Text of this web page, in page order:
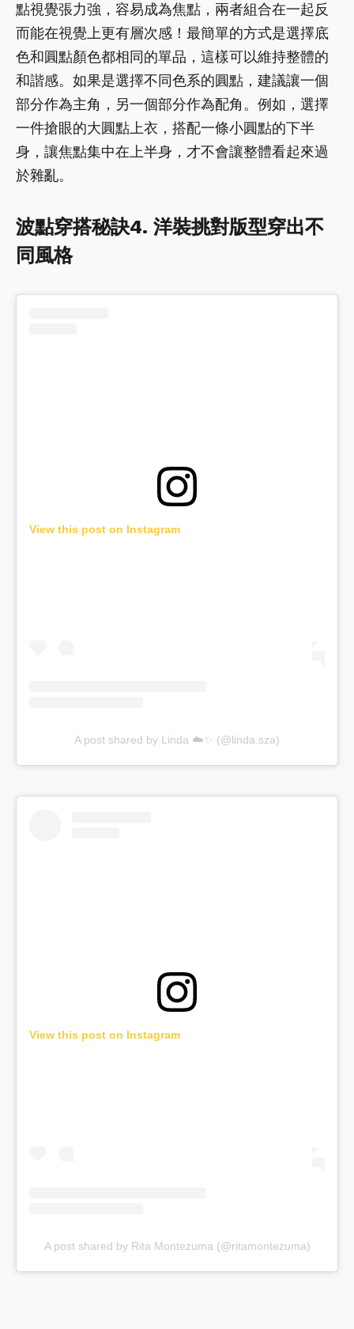
點視覺張力強，容易成為焦點，兩者組合在一起反
而能在視覺上更有層次感！最簡單的方式是選擇底
色和圓點顏色都相同的單品，這樣可以維持整體的
和諧感。如果是選擇不同色系的圓點，建議讓一個
部分作為主角，另一個部分作為配角。例如，選擇
一件搶眼的大圓點上衣，搭配一條小圓點的下半
身，讓焦點集中在上半身，才不會讓整體看起來過
於雜亂。
波點穿搭秘訣4. 洋裝挑對版型穿出不
同風格
View this post on Instagram
A post shared by Linda ☁️✨ (@linda.sza)
View this post on Instagram
A post shared by Rita Montezuma (@ritamontezuma)